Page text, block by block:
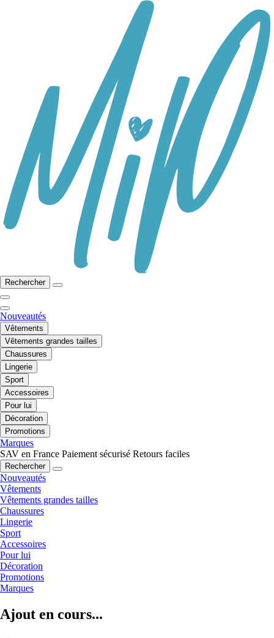
Rechercher
Nouveautés
Vêtements
Vêtements grandes tailles
Chaussures
Lingerie
Sport
Accessoires
Pour lui
Décoration
Promotions
Marques
SAV en France Paiement sécurisé Retours faciles
Rechercher
Nouveautés
Vêtements
Vêtements grandes tailles
Chaussures
Lingerie
Sport
Accessoires
Pour lui
Décoration
Promotions
Marques
Ajout en cours...